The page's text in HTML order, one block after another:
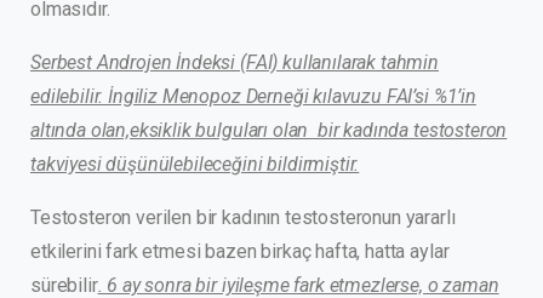
olmasıdır.
Serbest Androjen İndeksi (FAI) kullanılarak tahmin
edilebilir. İngiliz Menopoz Derneği kılavuzu FAI’si %1’in
altında olan,eksiklik bulguları olan bir kadında testosteron
takviyesi düşünülebileceğini bildirmiştir.
Testosteron verilen bir kadının testosteronun yararlı
etkilerini fark etmesi bazen birkaç hafta, hatta aylar
sürebilir. 6 ay sonra bir iyileşme fark etmezlerse, o zaman